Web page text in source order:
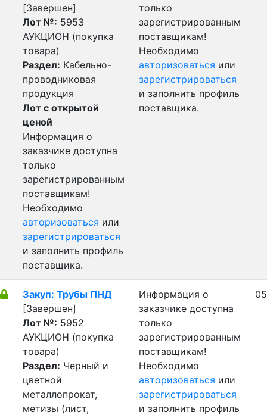
[Завершен]
Лот №: 5953
АУКЦИОН (покупка
товара)
Раздел: Кабельно-
проводниковая
продукция
Лот с открытой
ценой
Информация о
заказчике доступна
только
зарегистрированным
поставщикам!
Необходимо
авторизоваться или
зарегистрироваться
и заполнить профиль
поставщика.
только
зарегистрированным
поставщикам!
Необходимо
авторизоваться или
зарегистрироваться
и заполнить профиль
поставщика.
Закуп: Трубы ПНД
[Завершен]
Лот №: 5952
АУКЦИОН (покупка
товара)
Раздел: Черный и
цветной
металлопрокат,
метизы (лист,
Информация о
заказчике доступна
только
зарегистрированным
поставщикам!
Необходимо
авторизоваться или
зарегистрироваться
и заполнить профиль